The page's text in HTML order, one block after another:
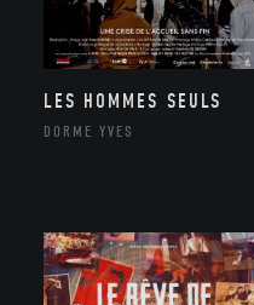
LES HOMMES SEULS
DORME YVES